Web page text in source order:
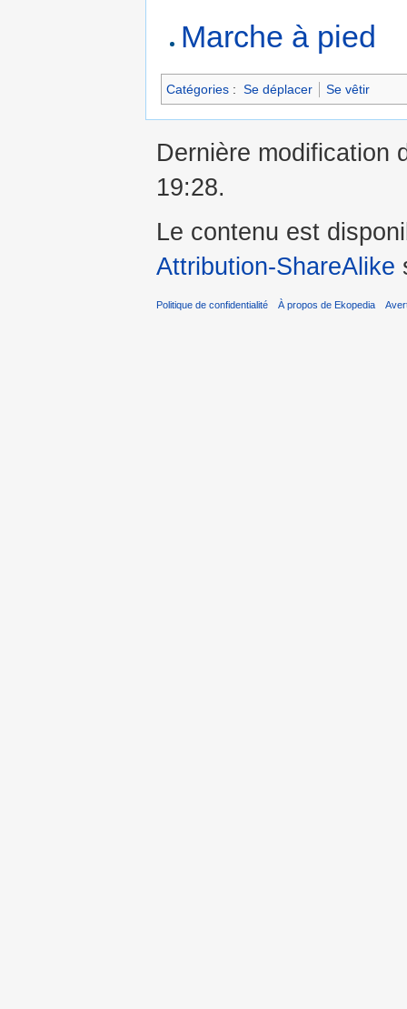
Marche à pied
Catégories : Se déplacer Se vêtir
Dernière modification
19:28.
Le contenu est
Attribution-ShareAlike
Politique de confidentialité À propos de Ekopedia